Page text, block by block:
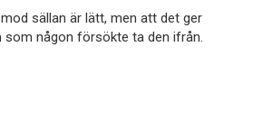
sällan är lätt, men att det ger
som någon försökte ta den ifrån.